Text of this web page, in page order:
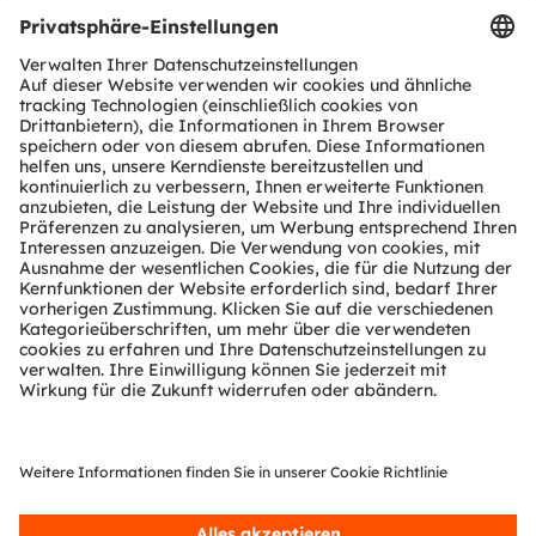
Produkt Selektor
Download Center
Tools
Kundenanfragen
Technischer Support
Partner Netzwerk
Whistleblowing
© 2026 ams-OSRAM AG. All rights reserved.
Datenschutzerklärung Nutzungsbedingungen
Terms of Trade
ImpressumCookie PolicyAI Policy